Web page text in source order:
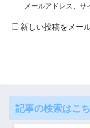
メールアドレス、サ
新しい投稿をメー
記事の検索はこ